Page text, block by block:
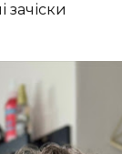
зачіски